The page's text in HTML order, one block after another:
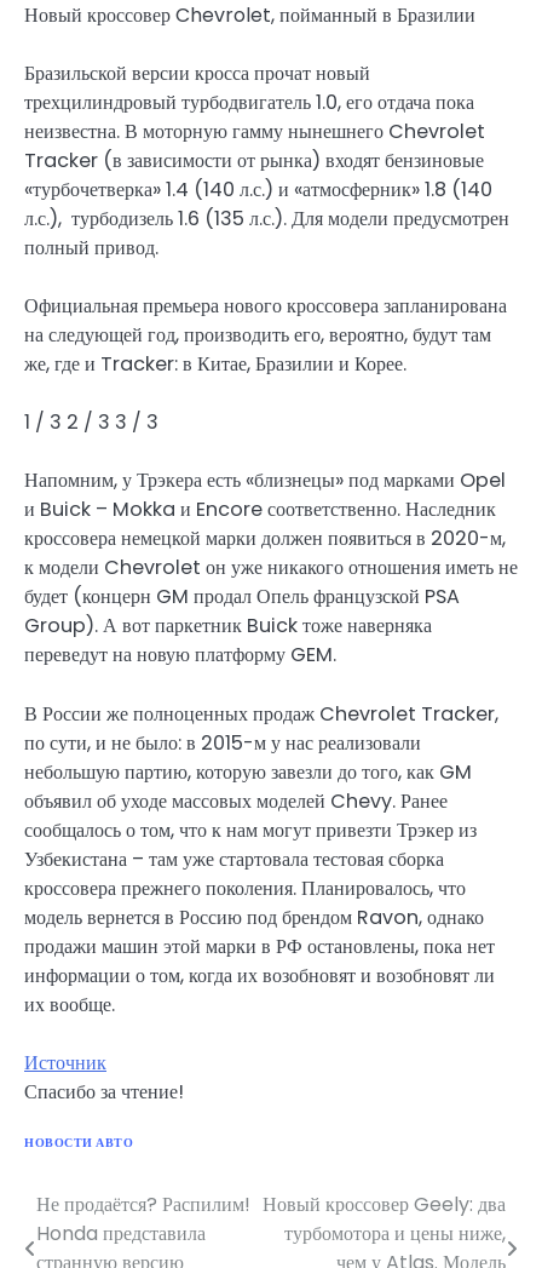
Новый кроссовер Chevrolet, пойманный в Бразилии
Бразильской версии кросса прочат новый
трехцилиндровый турбодвигатель 1.0, его отдача пока
неизвестна. В моторную гамму нынешнего Chevrolet
Tracker (в зависимости от рынка) входят бензиновые
«турбочетверка» 1.4 (140 л.с.) и «атмосферник» 1.8 (140
л.с.), турбодизель 1.6 (135 л.с.). Для модели предусмотрен
полный привод.
Официальная премьера нового кроссовера запланирована
на следующей год, производить его, вероятно, будут там
же, где и Tracker: в Китае, Бразилии и Корее.
1 / 3 2 / 3 3 / 3
Напомним, у Трэкера есть «близнецы» под марками Opel
и Buick – Mokka и Encore соответственно. Наследник
кроссовера немецкой марки должен появиться в 2020-м,
к модели Chevrolet он уже никакого отношения иметь не
будет (концерн GM продал Опель французской PSA
Group). А вот паркетник Buick тоже наверняка
переведут на новую платформу GEM.
В России же полноценных продаж Chevrolet Tracker,
по сути, и не было: в 2015-м у нас реализовали
небольшую партию, которую завезли до того, как GM
объявил об уходе массовых моделей Chevy. Ранее
сообщалось о том, что к нам могут привезти Трэкер из
Узбекистана – там уже стартовала тестовая сборка
кроссовера прежнего поколения. Планировалось, что
модель вернется в Россию под брендом Ravon, однако
продажи машин этой марки в РФ остановлены, пока нет
информации о том, когда их возобновят и возобновят ли
их вообще.
Источник
Спасибо за чтение!
НОВОСТИ АВТО
Навигация
по
Не продаётся? Распилим!
Honda представила
странную версию
Новый кроссовер Geely: два
турбомотора и цены ниже,
чем у Atlas. Модель